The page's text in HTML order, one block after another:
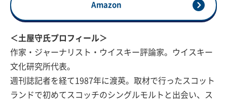
Amazon
＜土屋守氏プロフィール＞
作家・ジャーナリスト・ウイスキー評論家。ウイスキー
文化研究所代表。
週刊誌記者を経て1987年に渡英。取材で行ったスコット
ランドで初めてスコッチのシングルモルトと出会い、ス